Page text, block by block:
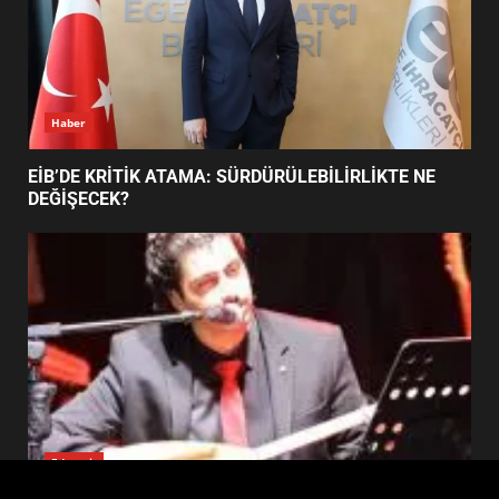
5
BALIKESİR MÜZELERİNDE SÜRE
UZATILDI: NE DEĞİŞTİ?
BURHANİYE SATRANÇ
TURNUVASI KAYITLARI NEYİ
7
BURHANİYE BELEDİYESPOR’DA
YENİ YÖNETİM NASIL
ŞEKİLLENDİ?
Haber
EİB’DE KRİTİK ATAMA: SÜRDÜRÜLEBİLİRLİKTE NE
DEĞİŞECEK?
Edremit